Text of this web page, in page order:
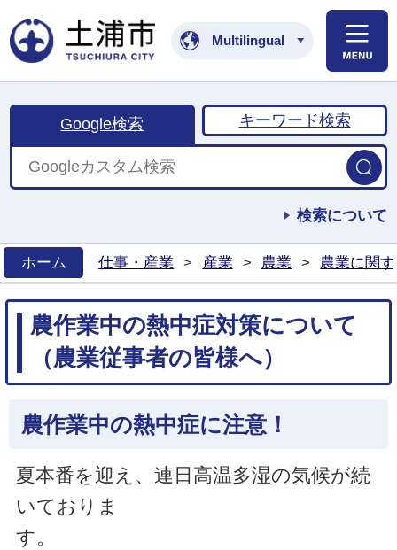
土浦市公式ホームペ
Multilingual
Google検索 キーワード検索
検索について
ホーム
仕事・産業 > 産業 > 農業 > 農業に関
農作業中の熱中症対策について
（農業従事者の皆様へ）
農作業中の熱中症に注意！
夏本番を迎え、連日高温多湿の気候が続
いておりま
す。